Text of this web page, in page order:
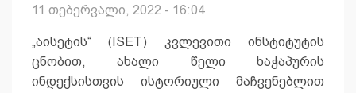
11 თებერვალი, 2022 - 16:04
„აისეტის“ (ISET) კვლევითი ინსტიტუტის
ცნობით, ახალი წელი ხაჭაპურის
ინდექსისთვის ისტორიული მაჩვენებლით